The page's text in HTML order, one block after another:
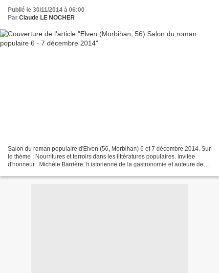
Publié le 30/11/2014 à 06:00
Par Claude LE NOCHER
Salon du roman populaire d'Elven (56, Morbihan) 6 et 7 décembre 2014. Sur
le thème : Nourritures et terroirs dans les littératures populaires. Invitée
d'honneur : Michèle Barrière, h istorienne de la gastronomie et auteure de